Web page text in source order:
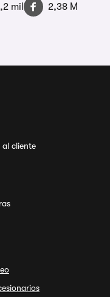
mil
2,38 M
al cliente